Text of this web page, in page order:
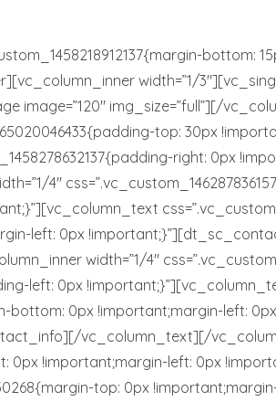
bottom:
width=”1/
image=”120″ img_size=”full”][/
top: 30px
right: 0px
4″
left: 0px
width=”1/4″
left: 0px
bottom: 0px !important;margin-left:
vc_column_text][/
0px !important;margin-left: 0px
top: 0px